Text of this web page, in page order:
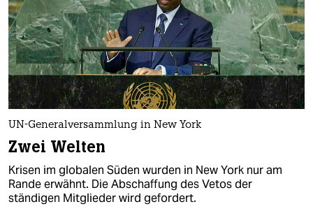
UN-Generalversammlung in New York
Zwei Welten
Krisen im globalen Süden wurden in New York nur am
Rande erwähnt. Die Abschaffung des Vetos der
ständigen Mitglieder wird gefordert.